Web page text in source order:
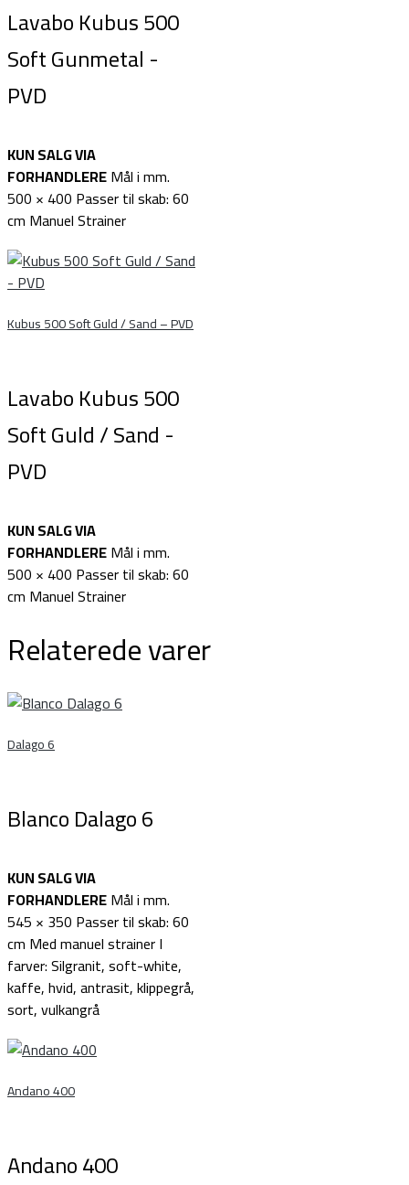
Lavabo Kubus 500
Soft Gunmetal -
PVD
KUN SALG VIA
FORHANDLEREMål i mm.
500 × 400 Passer til skab: 60
cm Manuel Strainer
Kubus 500 Soft Guld / Sand – PVD
Lavabo Kubus 500
Soft Guld / Sand -
PVD
KUN SALG VIA
FORHANDLEREMål i mm.
500 × 400 Passer til skab: 60
cm Manuel Strainer
Relaterede varer
Dalago 6
Blanco Dalago 6
KUN SALG VIA
FORHANDLEREMål i mm.
545 × 350 Passer til skab: 60
cm Med manuel strainer I
farver: Silgranit, soft-white,
kaffe, hvid, antrasit, klippegrå,
sort, vulkangrå
Andano 400
Andano 400